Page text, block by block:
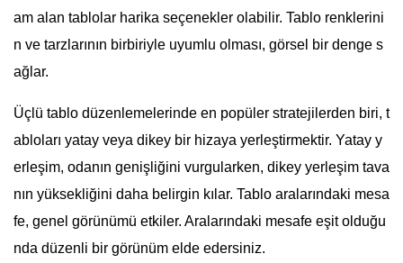
am alan tablolar harika seçenekler olabilir. Tablo renklerini
n ve tarzlarının birbiriyle uyumlu olması, görsel bir denge s
ağlar.
Üçlü tablo düzenlemelerinde en popüler stratejilerden biri, t
abloları yatay veya dikey bir hizaya yerleştirmektir. Yatay y
erleşim, odanın genişliğini vurgularken, dikey yerleşim tava
nın yüksekliğini daha belirgin kılar. Tablo aralarındaki mesa
fe, genel görünümü etkiler. Aralarındaki mesafe eşit olduğu
nda düzenli bir görünüm elde edersiniz.